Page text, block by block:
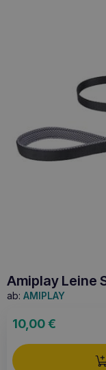
Amiplay Leine
ab: AMIPLAY
10,00€